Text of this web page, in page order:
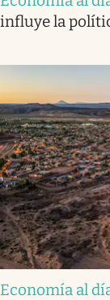
influye la
Economía al